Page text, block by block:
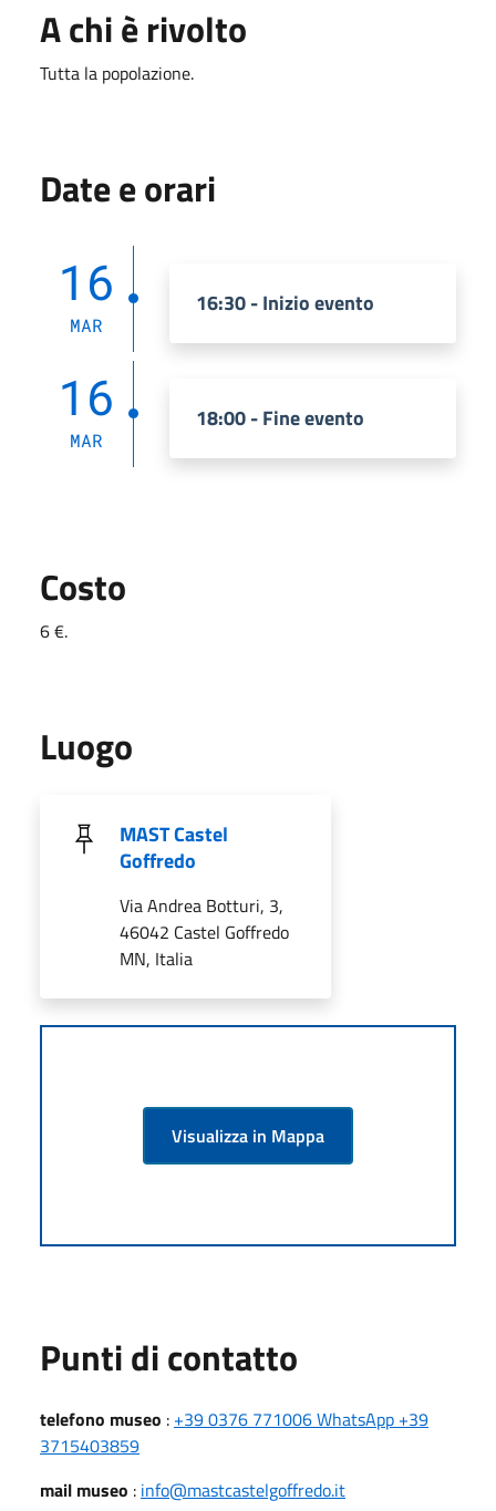
A chi è rivolto
Tutta la popolazione.
Date e orari
16
MAR
16:30 - Inizio evento
16
MAR
18:00 - Fine evento
Costo
6 €.
Luogo
MAST Castel
Goffredo
Via Andrea Botturi, 3,
46042 Castel Goffredo
MN, Italia
Visualizza in Mappa
Punti di contatto
telefono museo : +39 0376 771006 WhatsApp +39
3715403859
mail museo : info@mastcastelgoffredo.it